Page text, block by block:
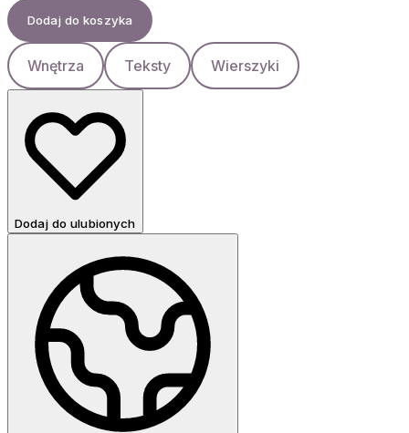
Dodaj do koszyka
Wnętrza Teksty Wierszyki
Dodaj do ulubionych